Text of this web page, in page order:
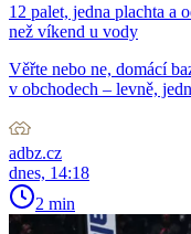
12 palet, jedna plachta a
než víkend u vody
Věřte nebo ne, domácí
v obchodech – levně,
adbz.cz
dnes, 14:18
2 min